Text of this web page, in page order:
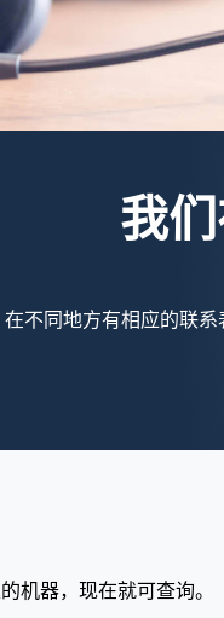
我
不同地方有相应的联
机器，现在就可查询。